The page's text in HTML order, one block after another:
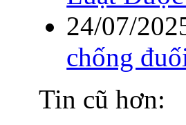
24/07/
chống
Tin cũ hơn: